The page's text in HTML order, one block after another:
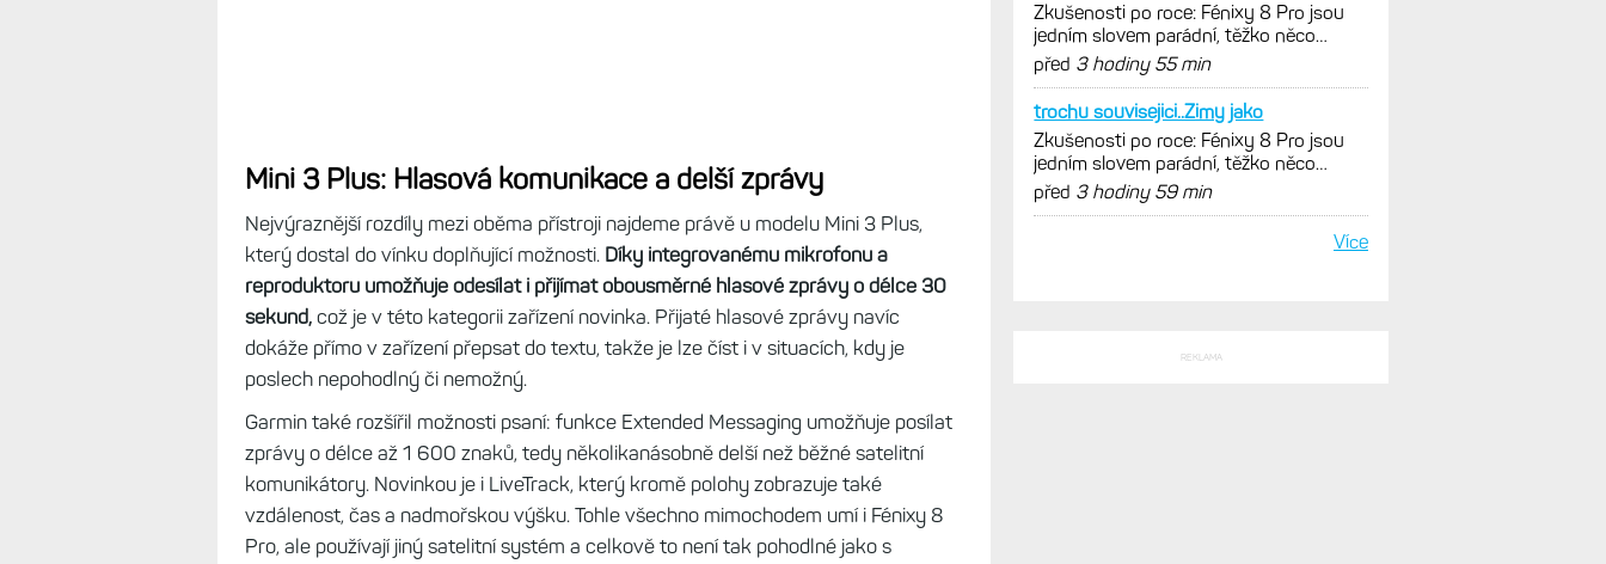
Mini 3 Plus: Hlasová komunikace a delší zprávy
Nejvýraznější rozdíly mezi oběma přístroji najdeme právě u modelu Mini 3 Plus,
který dostal do vínku doplňující možnosti. Díky integrovanému mikrofonu a
reproduktoru umožňuje odesílat i přijímat obousměrné hlasové zprávy o délce 30
sekund, což je v této kategorii zařízení novinka. Přijaté hlasové zprávy navíc
dokáže přímo v zařízení přepsat do textu, takže je lze číst i v situacích, kdy je
poslech nepohodlný či nemožný.
Garmin také rozšířil možnosti psaní: funkce Extended Messaging umožňuje posílat
zprávy o délce až 1 600 znaků, tedy několikanásobně delší než běžné satelitní
komunikátory. Novinkou je i LiveTrack, který kromě polohy zobrazuje také
vzdálenost, čas a nadmořskou výšku. Tohle všechno mimochodem umí i Fénixy 8
Pro, ale používají jiný satelitní systém a celkově to není tak pohodlné jako s
Zkušenosti po roce: Fénixy 8 Pro jsou
jedním slovem parádní, těžko něco
vytknout. Ale ta nositelnost
před 3 hodiny 55 min
trochu souvisejici..Zimy jako
Zkušenosti po roce: Fénixy 8 Pro jsou
jedním slovem parádní, těžko něco
vytknout. Ale ta nositelnost
před 3 hodiny 59 min
Více
REKLAMA